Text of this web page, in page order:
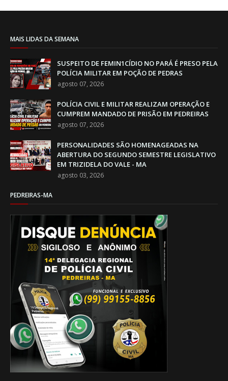
MAIS LIDAS DA SEMANA
SUSPEITO DE FEMIN1CÍDIO NO PARÁ É PRESO PELA
POLÍCIA MILITAR EM POÇÃO DE PEDRAS
agosto 07, 2026
POLÍCIA CIVIL E MILITAR REALIZAM OPERAÇÃO E
CUMPREM MANDADO DE PRISÃO EM PEDREIRAS
agosto 07, 2026
PERSONALIDADES SÃO HOMENAGEADAS NA
ABERTURA DO SEGUNDO SEMESTRE LEGISLATIVO
EM TRIZIDELA DO VALE - MA
agosto 03, 2026
PEDREIRAS-MA